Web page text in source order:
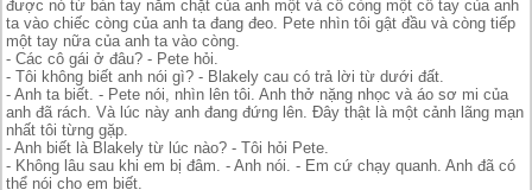
được nó từ bàn tay nắm chặt của anh một và cố còng một cổ tay của anh
ta vào chiếc còng của anh ta đang đeo. Pete nhìn tôi gật đầu và còng tiếp
một tay nữa của anh ta vào còng.
- Các cô gái ở đâu? - Pete hỏi.
- Tôi không biết anh nói gì? - Blakely cau có trả lời từ dưới đất.
- Anh ta biết. - Pete nói, nhìn lên tôi. Anh thở nặng nhọc và áo sơ mi của
anh đã rách. Và lúc này anh đang đứng lên. Đây thật là một cảnh lãng mạn
nhất tôi từng gặp.
- Anh biết là Blakely từ lúc nào? - Tôi hỏi Pete.
- Không lâu sau khi em bị đâm. - Anh nói. - Em cứ chạy quanh. Anh đã có
thể nói cho em biết.